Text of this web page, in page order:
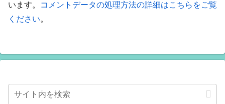
います。
コメントデータの処理方法の詳細はこちらをご覧
ください。